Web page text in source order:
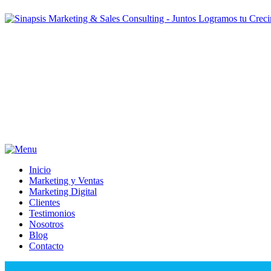
Inicio
Marketing y Ventas
Marketing Digital
Clientes
Testimonios
Nosotros
Blog
Contacto